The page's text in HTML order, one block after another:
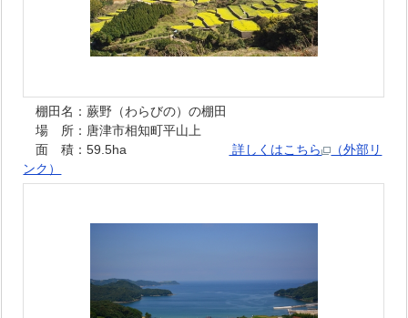
棚田名：蕨野（わらびの）の棚田
場 所：唐津市相知町平山上
面 積：59.5ha
詳しくはこちら
（外部リ
ンク）